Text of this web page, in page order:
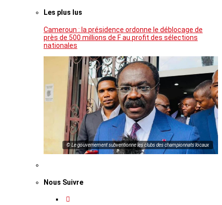
Les plus lus
Cameroun : la présidence ordonne le déblocage de
près de 500 millions de F au profit des sélections
nationales
© Le gouvernement subventionne les clubs des championnats locaux
Nous Suivre